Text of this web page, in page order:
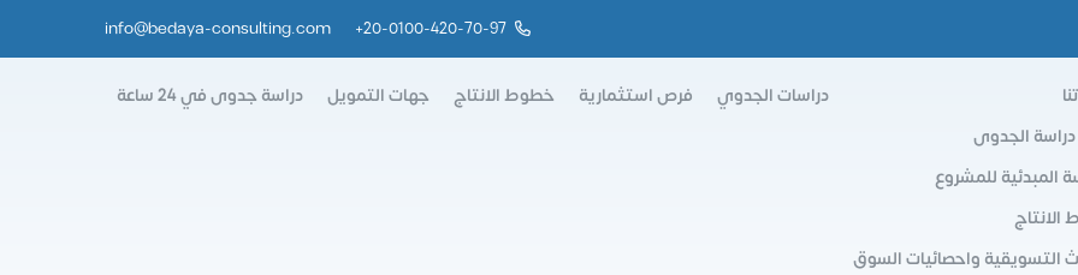
20-0100-420-70-97
+
info@bedaya-consulting.com
دراسة الجدوى
المبدئية للمشروع
التسويقية واحصائيات السوق
دراسات الجدوي فرص استثمارية خطوط الانتاج جهات التمويل دراسة جدوى في 24 ساعة